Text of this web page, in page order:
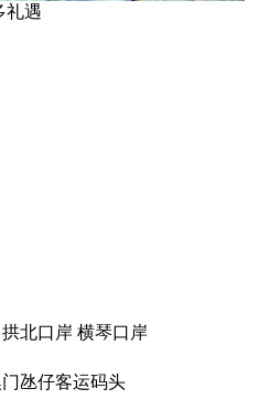
礼遇
北口岸 横琴口岸
氹仔客运码头